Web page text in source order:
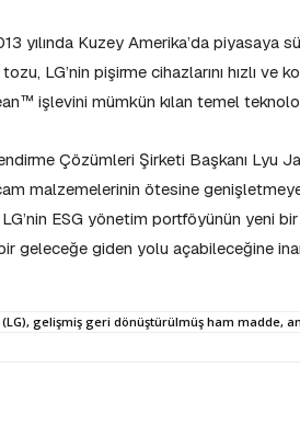
Kuzey Amerika’da piyasaya
LG’nin pişirme cihazlarını hızlı
işlevini mümkün kılan temel
Çözümleri Şirketi Başkanı Lyu
malzemelerinin ötesine
ESG yönetim portföyünün yeni
geleceğe giden yolu açabileceğine
gelişmiş geri dönüştürülmüş ham madde,